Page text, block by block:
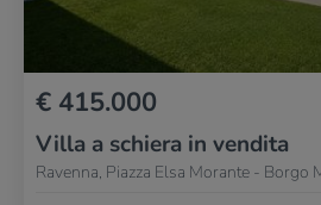
€ 415.000
Villa a schiera in vendita
Ravenna, Piazza Elsa Morante - Borgo